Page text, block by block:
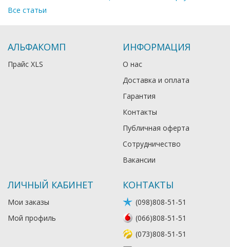
Все статьи
АЛЬФАКОМП
Прайс XLS
ИНФОРМАЦИЯ
О нас
Доставка и оплата
Гарантия
Контакты
Публичная оферта
Сотрудничество
Вакансии
ЛИЧНЫЙ КАБИНЕТ
Мои заказы
Мой профиль
КОНТАКТЫ
(098)808-51-51
(066)808-51-51
(073)808-51-51